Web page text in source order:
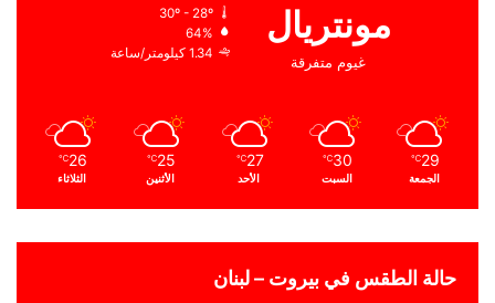
مونتريال
غيوم متفرقة
30º - 28º
64%
1.34 كيلومتر/ساعة
29
℃
الجمعة
30
℃
السبت
27
℃
الأحد
25
℃
الأثنين
26
℃
الثلاثاء
حالة الطقس في بيروت – لبنان